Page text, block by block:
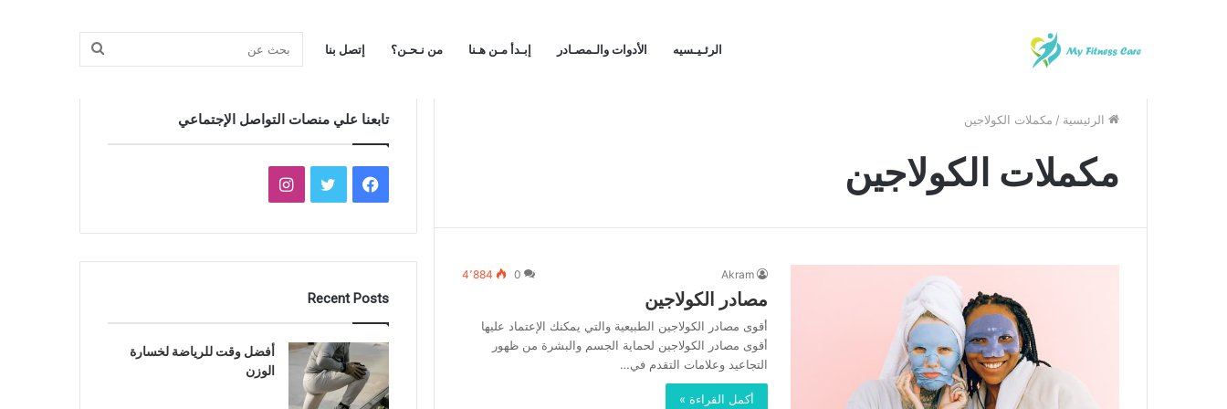
الرئـيـسيه الأدوات والـمصـادر إبـدأ مـن هـنا من نـحـن؟ إتصل بنا بحث
الرئيسية / مكملات الكولاجين
مكملات الكولاجين
Akram
0 4٬884
مصادر الكولاجين
أقوى مصادر الكولاجين الطبيعية والتي يمكنك الإعتماد عليها
أقوى مصادر الكولاجين لحماية الجسم والبشرة من ظهور
التجاعيد وعلامات التقدم في…
أكمل القراءة »
تابعنا علي منصات التواصل الإجتماعي
فيسبوكتويتر انستقرام
Recent Posts
أفضل وقت للرياضة لخسارة
الوزن